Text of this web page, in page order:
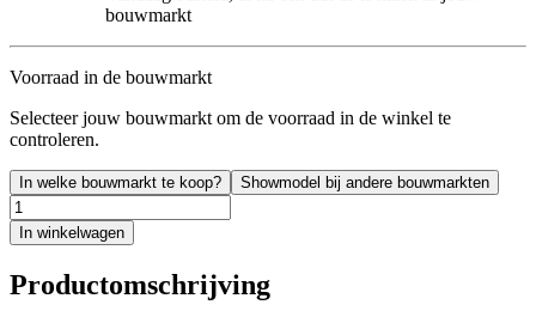
bouwmarkt
Voorraad in de bouwmarkt
Selecteer jouw bouwmarkt om de voorraad in de winkel te
controleren.
In welke bouwmarkt te koop? Showmodel bij andere bouwmarkten
In winkelwagen
Productomschrijving